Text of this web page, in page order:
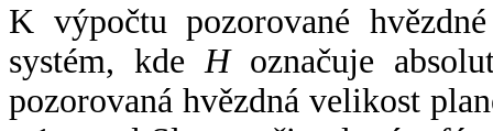
K výpočtu pozorované
systém, kde Hoznačuje
pozorovaná hvězdná velikost